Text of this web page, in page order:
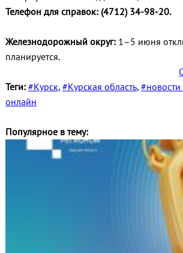
Телефон для справок: (4712) 34-98-20.
Железнодорожный округ:1–5 июня
планируется.
Теги: #Курск, #Курская область, #новости
онлайн
Популярное в тему: